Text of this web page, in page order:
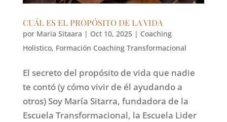
CUÁL ES EL PROPÓSITO DE LA VIDA
por Maria Sitaara | Oct 10, 2025| Coaching
Holistico, Formación Coaching Transformacional
El secreto del propósito de vida que nadie
te contó (y cómo vivir de él ayudando a
otros) Soy María Sitarra, fundadora de la
Escuela Transformacional, la Escuela Lider